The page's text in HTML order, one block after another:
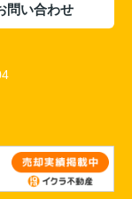
問い合わせ